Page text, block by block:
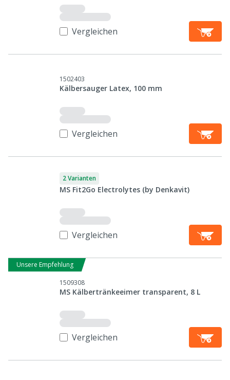
Vergleichen
1502403
Kälbersauger Latex, 100 mm
Vergleichen
2 Varianten
MS Fit2Go Electrolytes (by Denkavit)
Vergleichen
Unsere Empfehlung
1509308
MS Kälbertränkeeimer transparent, 8 L
Vergleichen